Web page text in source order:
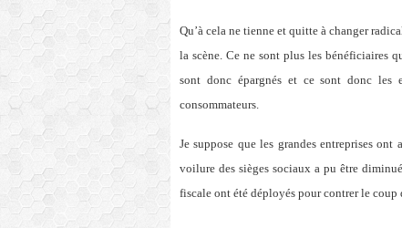
Qu’à cela ne tienne et quitte à changer
la scène. Ce ne sont plus les bénéficiaires
sont donc épargnés et ce sont donc les
consommateurs.
Je suppose que les grandes entreprises
voilure des sièges sociaux a pu être
fiscale ont été déployés pour contrer le coup